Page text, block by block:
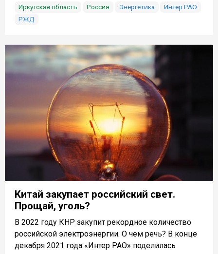
Иркутская область
Россия Энергетика
Интер РАО
РЖД
Китай закупает российский свет.
Прощай, уголь?
В 2022 году КНР закупит рекордное количество
российской электроэнергии. О чем речь? В конце
декабря 2021 года «Интер РАО» поделилась